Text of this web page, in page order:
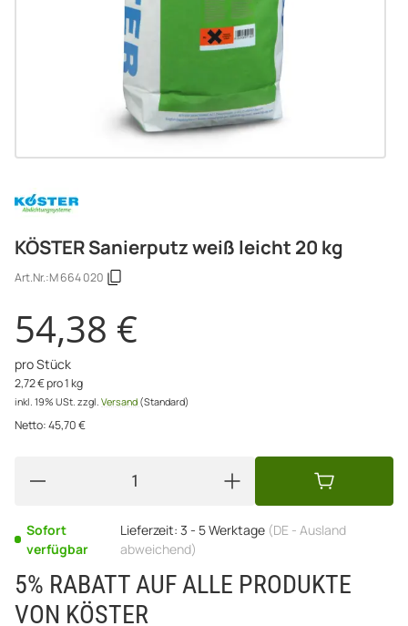
KÖSTER Sanierputz weiß leicht 20 kg
Art.Nr.:M 664 020
54,38 €
pro Stück
2,72 € pro 1 kg
inkl. 19% USt. zzgl. Versand (Standard)
Netto:45,70€
Sofort
verfügbar
Lieferzeit: 3 - 5 Werktage (DE - Ausland
abweichend)
5% RABATT AUF ALLE PRODUKTE
VON KÖSTER